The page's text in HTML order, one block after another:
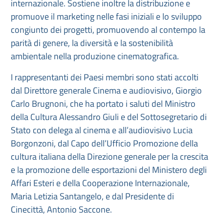
internazionale. Sostiene inoltre la distribuzione e
promuove il marketing nelle fasi iniziali e lo sviluppo
congiunto dei progetti, promuovendo al contempo la
parità di genere, la diversità e la sostenibilità
ambientale nella produzione cinematografica.
I rappresentanti dei Paesi membri sono stati accolti
dal Direttore generale Cinema e audiovisivo, Giorgio
Carlo Brugnoni, che ha portato i saluti del Ministro
della Cultura Alessandro Giuli e del Sottosegretario di
Stato con delega al cinema e all’audiovisivo Lucia
Borgonzoni, dal Capo dell’Ufficio Promozione della
cultura italiana della Direzione generale per la crescita
e la promozione delle esportazioni del Ministero degli
Affari Esteri e della Cooperazione Internazionale,
Maria Letizia Santangelo, e dal Presidente di
Cinecittà, Antonio Saccone.